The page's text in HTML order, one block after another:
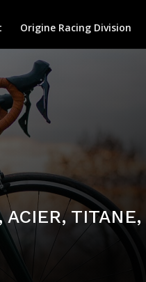
Origine Racing Division